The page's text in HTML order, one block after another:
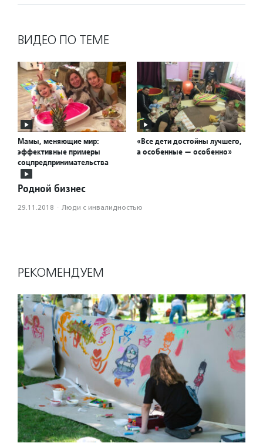
ВИДЕО ПО ТЕМЕ
Мамы, меняющие мир:
эффективные примеры
соцпредпринимательства
«Все дети достойны лучшего,
а особенные — особенно»
Родной бизнес
29.11.2018 · Люди с инвалидностью
РЕКОМЕНДУЕМ